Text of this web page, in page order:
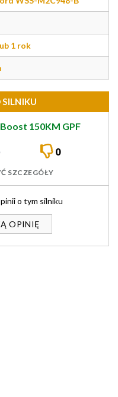
1 rok
150KM GPF
0
SZCZEGÓŁY
o tym silniku
OPINIĘ